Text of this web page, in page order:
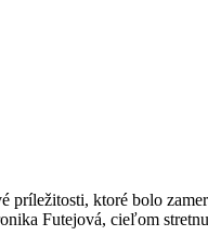
ktoré bolo
Futejová, cieľom